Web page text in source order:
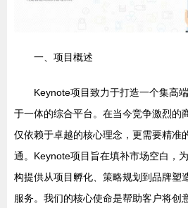
一、项目概述
Keynote项目致力于打造一个集高
于一体的综合平台。在当今竞争激烈的
仅依赖于卓越的核心理念，更需要精准
通。Keynote项目旨在填补市场空白，
构提供从项目孵化、策略规划到品牌塑
服务。我们的核心使命是帮助客户将创